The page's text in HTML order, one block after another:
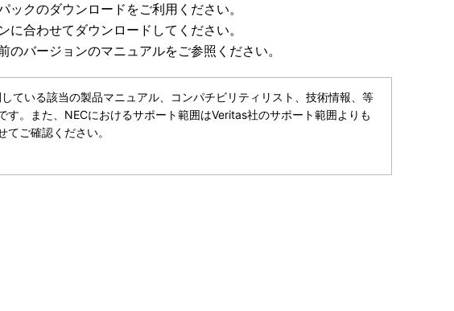
クのダウンロードをご利用ください。
合わせてダウンロードしてください。
バージョンのマニュアルをご参照ください。
ている該当の製品マニュアル、コンパチビリティリスト、技術情報、等
。また、NECにおけるサポート範囲はVeritas社のサポート範囲よりも
ご確認ください。